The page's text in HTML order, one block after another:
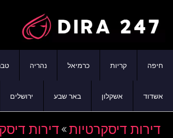
חיפה קריות כרמיאל נהריה
אשדוד אשקלון באר שבע ירושלים
דירות דיסקרטיות דירות